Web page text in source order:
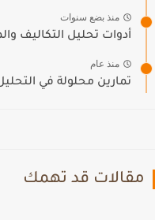
منذ بضع سنوات
أدوات تحليل التكاليف
منذ عام
تمارين محلولة في
مقالات قد تهمك